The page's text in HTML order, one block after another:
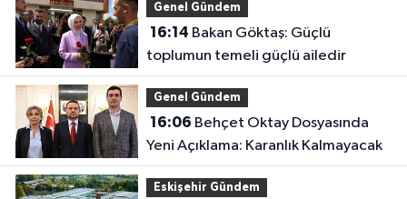
Genel Gündem
16:14
toplumun temeli güçlü ailedir
Genel Gündem
16:06
Yeni Açıklama: Karanlık Kalmayacak
Eskişehir Gündem